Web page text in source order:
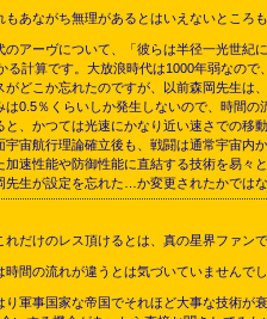
もあながち無理があるとはいえないところ
のアーヴについて、「彼らは半径一光世紀
る計算です。大放浪時代は1000年弱なの
がどこか忘れたのですが、以前森岡先生は
は0.5％くらいしか発生しないので、時間の
と、かつては光速にかなり近い速さでの移
宇宙航行理論確立後も、戦闘は通常宇宙内
加速性能や防御性能に直結する技術を易々
先生が設定を忘れた…か変更されたかでは
だけのレス頂けるとは、真の星界ファン
間の流れが違うとは気づいていませんで
軍事国家な帝国でそれほど大事な技術が